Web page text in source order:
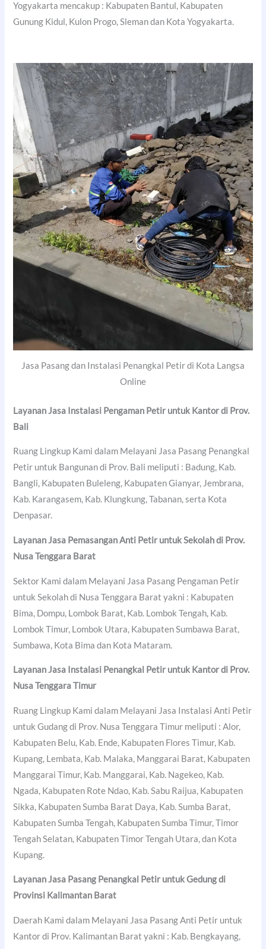
Yogyakarta mencakup : Kabupaten Bantul, Kabupaten
Gunung Kidul, Kulon Progo, Sleman dan Kota Yogyakarta.
Jasa Pasang dan Instalasi Penangkal Petir di Kota Langsa
Online
Layanan Jasa Instalasi Pengaman Petir untuk Kantor di Prov.
Bali
Ruang Lingkup Kami dalam Melayani Jasa Pasang Penangkal
Petir untuk Bangunan di Prov. Bali meliputi : Badung, Kab.
Bangli, Kabupaten Buleleng, Kabupaten Gianyar, Jembrana,
Kab. Karangasem, Kab. Klungkung, Tabanan, serta Kota
Denpasar.
Layanan Jasa Pemasangan Anti Petir untuk Sekolah di Prov.
Nusa Tenggara Barat
Sektor Kami dalam Melayani Jasa Pasang Pengaman Petir
untuk Sekolah di Nusa Tenggara Barat yakni : Kabupaten
Bima, Dompu, Lombok Barat, Kab. Lombok Tengah, Kab.
Lombok Timur, Lombok Utara, Kabupaten Sumbawa Barat,
Sumbawa, Kota Bima dan Kota Mataram.
Layanan Jasa Instalasi Penangkal Petir untuk Kantor di Prov.
Nusa Tenggara Timur
Ruang Lingkup Kami dalam Melayani Jasa Instalasi Anti Petir
untuk Gudang di Prov. Nusa Tenggara Timur meliputi : Alor,
Kabupaten Belu, Kab. Ende, Kabupaten Flores Timur, Kab.
Kupang, Lembata, Kab. Malaka, Manggarai Barat, Kabupaten
Manggarai Timur, Kab. Manggarai, Kab. Nagekeo, Kab.
Ngada, Kabupaten Rote Ndao, Kab. Sabu Raijua, Kabupaten
Sikka, Kabupaten Sumba Barat Daya, Kab. Sumba Barat,
Kabupaten Sumba Tengah, Kabupaten Sumba Timur, Timor
Tengah Selatan, Kabupaten Timor Tengah Utara, dan Kota
Kupang.
Layanan Jasa Pasang Penangkal Petir untuk Gedung di
Provinsi Kalimantan Barat
Daerah Kami dalam Melayani Jasa Pasang Anti Petir untuk
Kantor di Prov. Kalimantan Barat yakni : Kab. Bengkayang,